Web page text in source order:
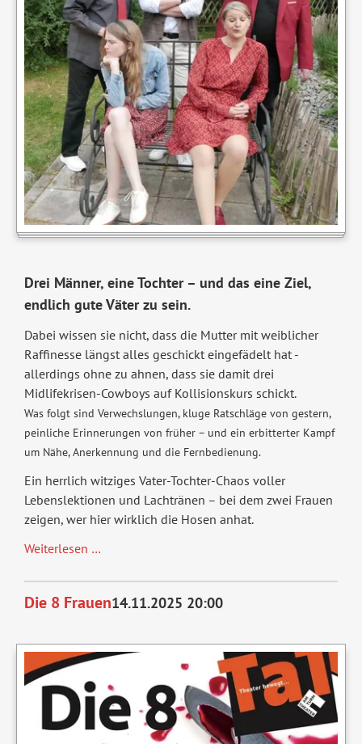
Drei Männer, eine Tochter – und das eine Ziel,
endlich gute Väter zu sein.
Dabei wissen sie nicht, dass die Mutter mit weiblicher
Raffinesse längst alles geschickt eingefädelt hat -
allerdings ohne zu ahnen, dass sie damit drei
Midlifekrisen-Cowboys auf Kollisionskurs schickt.
Was folgt sind Verwechslungen, kluge Ratschläge von gestern,
peinliche Erinnerungen von früher – und ein erbitterter Kampf
um Nähe, Anerkennung und die Fernbedienung.
Ein herrlich witziges Vater-Tochter-Chaos voller
Lebenslektionen und Lachtränen – bei dem zwei Frauen
zeigen, wer hier wirklich die Hosen anhat.
Weiterlesen …
Die 8 Frauen14.11.2025 20:00